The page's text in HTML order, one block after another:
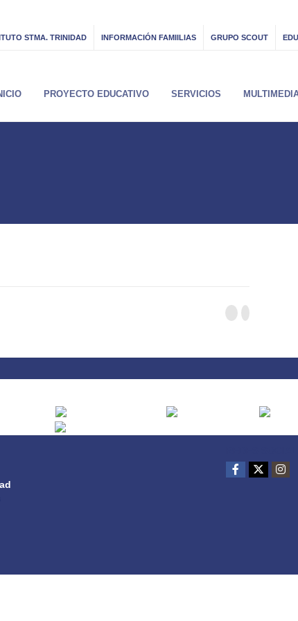
STMA. TRINIDAD INFORMACIÓN FAMIILIAS GRUPO SCOUT
PROYECTO EDUCATIVO SERVICIOS